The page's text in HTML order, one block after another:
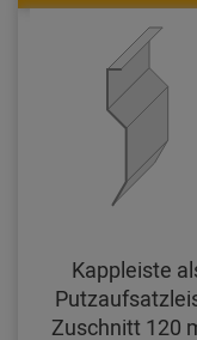
Kappleiste
Zuschnitt 120